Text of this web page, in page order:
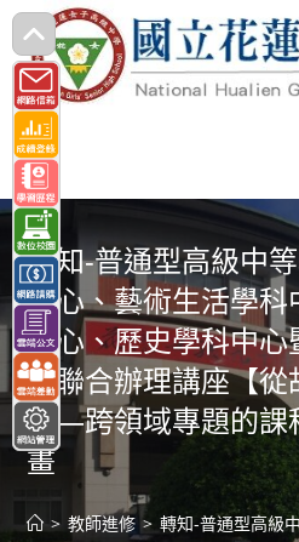
跳
轉
至
主
要
內
容 轉知-普通型高級中
中心、藝術生活學
中心、歷史學科中
院聯合辦理講座【
——跨領域專題的課
畫
> 教師進修 > 轉知-普通型高級